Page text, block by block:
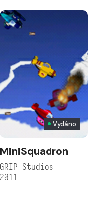
Vydáno
MiniSquadron
GRIP Studios —
2011